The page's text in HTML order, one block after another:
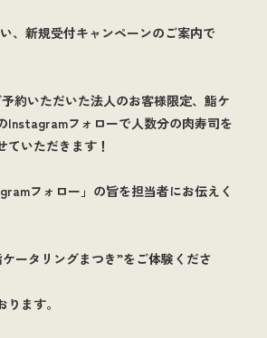
、新規受付キャンペーンのご案内で
約いただいた法人のお客様限定、鮨ケ
Instagramフォローで人数分の肉寿司を
ていただきます！
フォロー」の旨を担当者にお伝えく
ータリングまつき”をご体験くださ
ます。